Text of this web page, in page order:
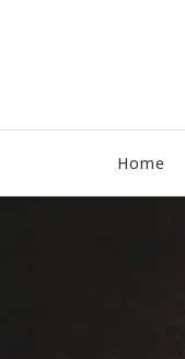
Home